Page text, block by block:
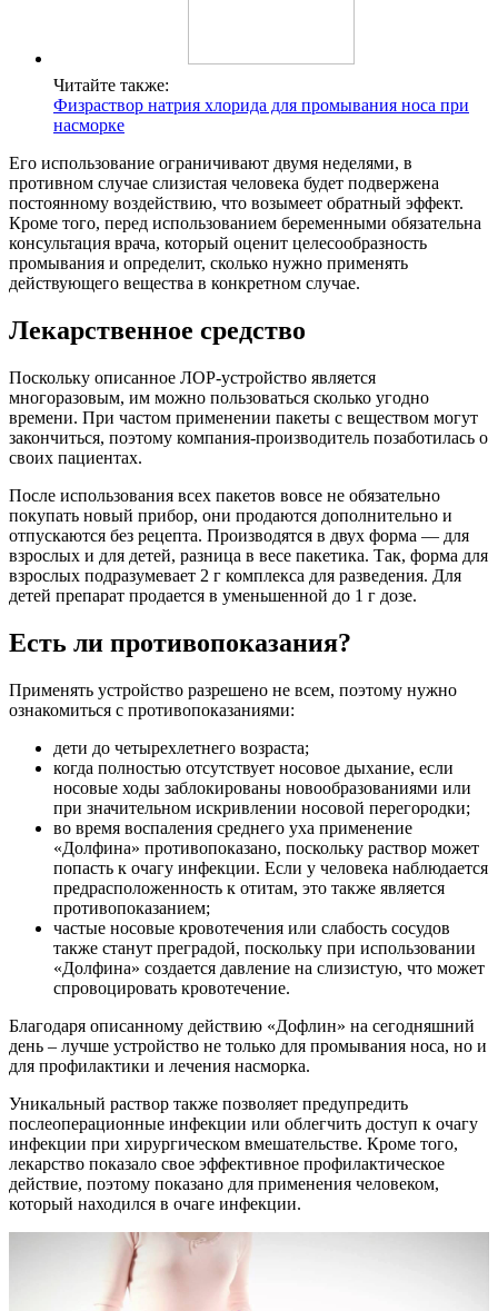
Читайте также:
Физраствор натрия хлорида для промывания носа при
насморке
Его использование ограничивают двумя неделями, в
противном случае слизистая человека будет подвержена
постоянному воздействию, что возымеет обратный эффект.
Кроме того, перед использованием беременными обязательна
консультация врача, который оценит целесообразность
промывания и определит, сколько нужно применять
действующего вещества в конкретном случае.
Лекарственное средство
Поскольку описанное ЛОР-устройство является
многоразовым, им можно пользоваться сколько угодно
времени. При частом применении пакеты с веществом могут
закончиться, поэтому компания-производитель позаботилась о
своих пациентах.
После использования всех пакетов вовсе не обязательно
покупать новый прибор, они продаются дополнительно и
отпускаются без рецепта. Производятся в двух форма — для
взрослых и для детей, разница в весе пакетика. Так, форма для
взрослых подразумевает 2 г комплекса для разведения. Для
детей препарат продается в уменьшенной до 1 г дозе.
Есть ли противопоказания?
Применять устройство разрешено не всем, поэтому нужно
ознакомиться с противопоказаниями:
дети до четырехлетнего возраста;
когда полностью отсутствует носовое дыхание, если
носовые ходы заблокированы новообразованиями или
при значительном искривлении носовой перегородки;
во время воспаления среднего уха применение
«Долфина» противопоказано, поскольку раствор может
попасть к очагу инфекции. Если у человека наблюдается
предрасположенность к отитам, это также является
противопоказанием;
частые носовые кровотечения или слабость сосудов
также станут преградой, поскольку при использовании
«Долфина» создается давление на слизистую, что может
спровоцировать кровотечение.
Благодаря описанному действию «Дофлин» на сегодняшний
день – лучше устройство не только для промывания носа, но и
для профилактики и лечения насморка.
Уникальный раствор также позволяет предупредить
послеоперационные инфекции или облегчить доступ к очагу
инфекции при хирургическом вмешательстве. Кроме того,
лекарство показало свое эффективное профилактическое
действие, поэтому показано для применения человеком,
который находился в очаге инфекции.